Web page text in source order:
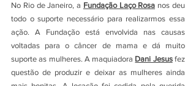
No Rio de Janeiro, a Fundação Laço Rosa nos deu
todo o suporte necessário para realizarmos essa
ação. A Fundação está envolvida nas causas
voltadas para o câncer de mama e dá muito
suporte as mulheres. A maquiadora Dani Jesus fez
questão de produzir e deixar as mulheres ainda